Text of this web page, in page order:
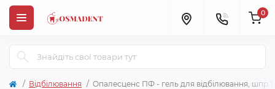
0
Відбілювання Опалесценс ПФ - гель для відбілювання,